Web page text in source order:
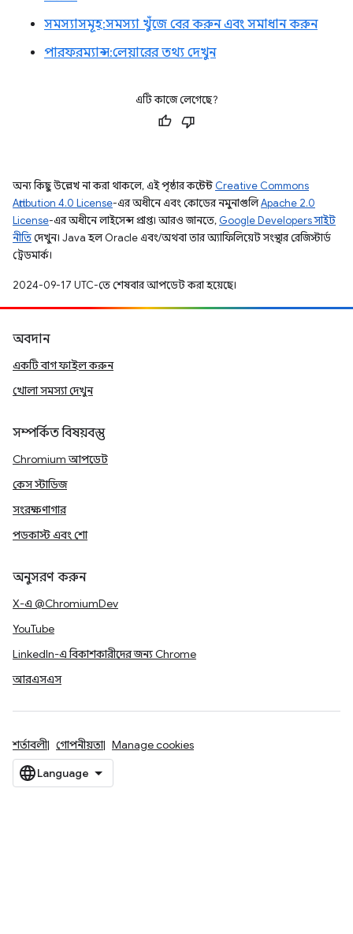
সমস্যাসমূহ: সমস্যা খুঁজে বের করুন এবং সমাধান করুন
পারফরম্যান্স: লেয়ারের তথ্য দেখুন
এটি কাজে লেগেছে?
অন্য কিছু উল্লেখ না করা থাকলে, এই পৃষ্ঠার কন্টেন্ট Creative Commons
Attribution 4.0 License-এর অধীনে এবং কোডের নমুনাগুলিApache 2.0
License-এর অধীনে লাইসেন্স প্রাপ্ত। আরও জানতে, Google Developers সাইট
নীতিদেখুন। Java হল Oracle এবং/অথবা তার অ্যাফিলিয়েট সংস্থার রেজিস্টার্ড
ট্রেডমার্ক।
2024-09-17 UTC-তে শেষবার আপডেট করা হয়েছে।
অবদান
একটি বাগ ফাইল করুন
খোলা সমস্যা দেখুন
সম্পর্কিত বিষয়বস্তু
Chromium আপডেট
কেস স্টাডিজ
সংরক্ষণাগার
পডকাস্ট এবং শো
অনুসরণ করুন
X-এ @ChromiumDev
YouTube
LinkedIn-এ বিকাশকারীদের জন্য Chrome
আরএসএস
শর্তাবলী গোপনীয়তা Manage cookies